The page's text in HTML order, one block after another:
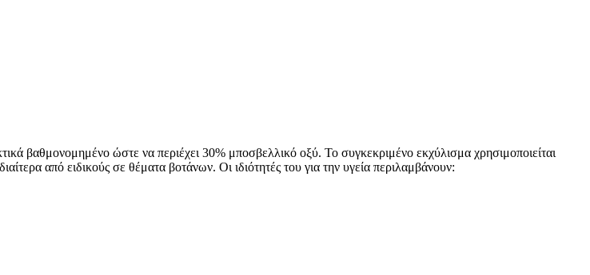
βαθμονομημένο ώστε να περιέχει 30% μποσβελλικό οξύ. Το συγκεκριμένο εκχύλισμα χρησιμοποιείται
από ειδικούς σε θέματα βοτάνων. Οι ιδιότητές του για την υγεία περιλαμβάνουν: